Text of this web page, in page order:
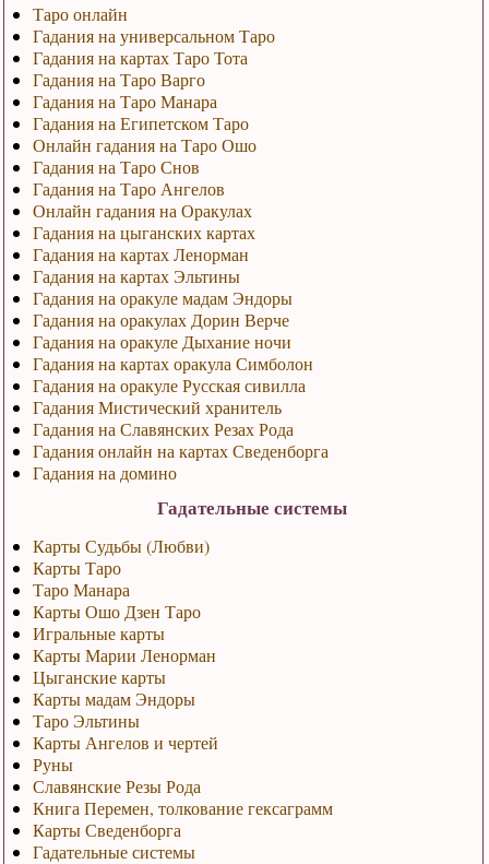
Таро онлайн
Гадания на универсальном Таро
Гадания на картах Таро Тота
Гадания на Таро Варго
Гадания на Таро Манара
Гадания на Египетском Таро
Онлайн гадания на Таро Ошо
Гадания на Таро Снов
Гадания на Таро Ангелов
Онлайн гадания на Оракулах
Гадания на цыганских картах
Гадания на картах Ленорман
Гадания на картах Эльтины
Гадания на оракуле мадам Эндоры
Гадания на оракулах Дорин Верче
Гадания на оракуле Дыхание ночи
Гадания на картах оракула Симболон
Гадания на оракуле Русская сивилла
Гадания Мистический хранитель
Гадания на Славянских Резах Рода
Гадания онлайн на картах Сведенборга
Гадания на домино
Гадательные системы
Карты Судьбы (Любви)
Карты Таро
Таро Манара
Карты Ошо Дзен Таро
Игральные карты
Карты Марии Ленорман
Цыганские карты
Карты мадам Эндоры
Таро Эльтины
Карты Ангелов и чертей
Руны
Славянские Резы Рода
Книга Перемен, толкование гексаграмм
Карты Сведенборга
Гадательные системы